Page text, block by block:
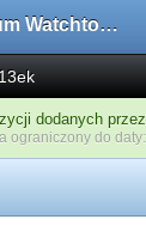
Forum Watchtower
dodanych
ograniczony do